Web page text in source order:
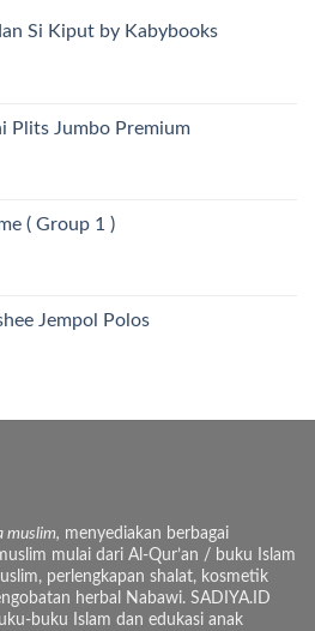
Si Kiput by Kabybooks
Plits Jumbo Premium
( Group 1 )
Jempol Polos
muslim, menyediakan berbagai
mulai dari Al-Qur’an / buku Islam
perlengkapan shalat, kosmetik
herbal Nabawi. SADIYA.ID
buku Islam dan edukasi anak